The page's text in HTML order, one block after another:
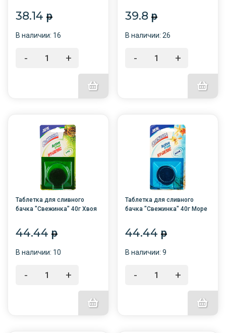
38.14 p
В наличии: 16
- +
39.8p
В наличии: 26
- +
Таблетка для сливного
бачка "Свежинка" 40г Хвоя
44.44 p
В наличии: 10
- +
Таблетка для сливного
бачка "Свежинка" 40г Море
44.44p
В наличии: 9
- +